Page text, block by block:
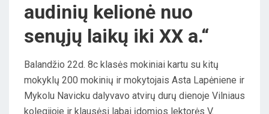
audinių kelionė nuo
senųjų laikų iki XX a.“
Balandžio 22d. 8c klasės mokiniai kartu su kitų
mokyklų 200 mokinių ir mokytojais Asta Lapėniene ir
Mykolu Navicku dalyvavo atvirų durų dienoje Vilniaus
kolegijoje ir klausėsi labai įdomios lektorės V.